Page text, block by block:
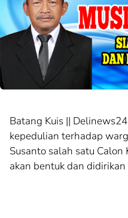
Batang Kuis ||
kepedulian terhadap
Susanto salah satu Calon
akan bentuk dan